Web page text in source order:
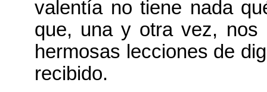
valentía no tiene nada
que, una y otra vez, nos
hermosas lecciones de
recibido.